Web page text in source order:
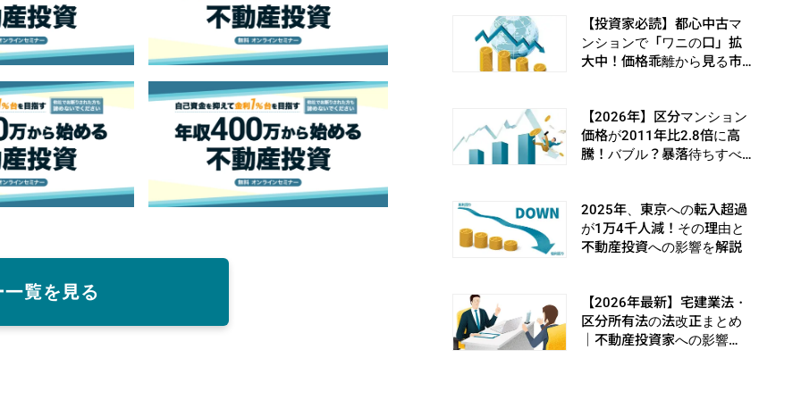
覧を見る
【投資家必読】都心中古マ
ンションで「ワニの口」拡
大中！価格乖離から見る市
【2026年】区分マンション
価格が2011年比2.8倍に高
騰！バブル？暴落待ちすべ
2025年、東京への転入超過
が1万4千人減！その理由と
不動産投資への影響を解説
【2026年最新】宅建業法・
区分所有法の法改正まとめ
｜不動産投資家への影響